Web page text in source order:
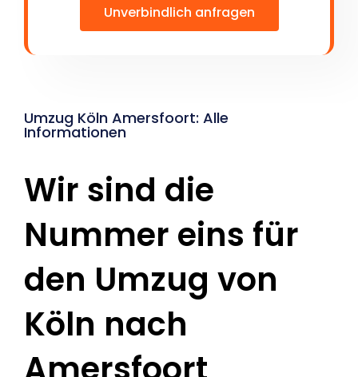
Unverbindlich anfragen
Umzug Köln Amersfoort: Alle
Informationen
Wir sind die
Nummer eins für
den Umzug von
Köln nach